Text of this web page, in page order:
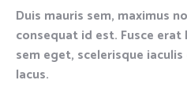
Duis mauris sem, maximus
consequat id est. Fusce
sem eget, scelerisque
lacus.